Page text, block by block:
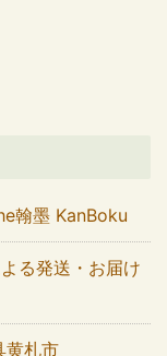
翰墨 KanBoku
る発送・お届け
黄札市